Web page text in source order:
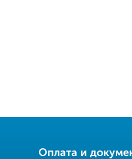
Оплата и